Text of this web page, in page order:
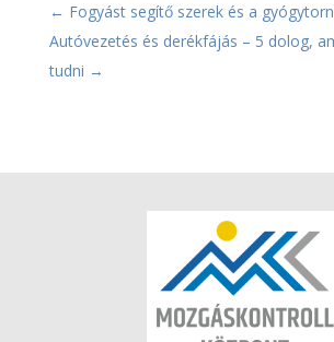
← Fogyást segítő szerek és a
Autóvezetés és derékfájás – 5 dolog,
tudni →